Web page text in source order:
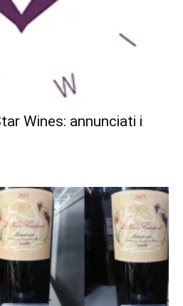
Wines: annunciati i